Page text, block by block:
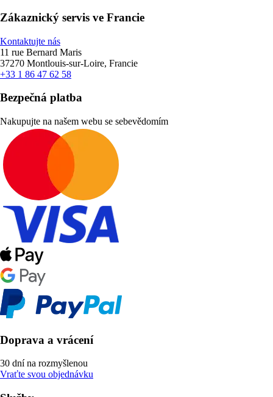
Zákaznický servis ve Francie
Kontaktujte nás
11 rue Bernard Maris
37270 Montlouis-sur-Loire, Francie
+33 1 86 47 62 58
Bezpečná platba
Nakupujte na našem webu se sebevědomím
Doprava a vrácení
30 dní na rozmyšlenou
Vraťte svou objednávku